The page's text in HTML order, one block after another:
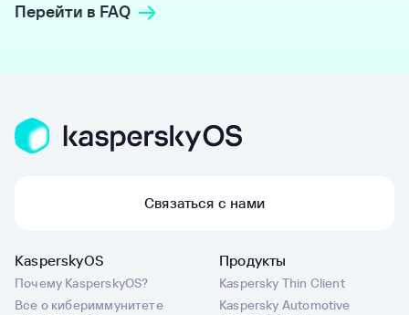
Перейти в FAQ
Связаться с нами
KasperskyOS
Почему KasperskyOS?
Все о кибериммунитете
Продукты
Kaspersky Thin Client
Kaspersky Automotive